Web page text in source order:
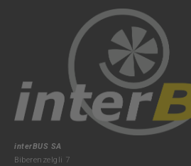
interBUS SA
Biberenzelgli 7